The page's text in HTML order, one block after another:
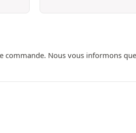
Nous vous informons